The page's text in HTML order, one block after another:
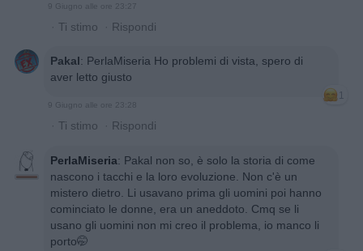
9 Giugno alle ore 23:27
· Ti stimo · Rispondi
Pakal: PerlaMiseria Ho problemi di vista, spero di
aver letto giusto
1
9 Giugno alle ore 23:28
· Ti stimo · Rispondi
PerlaMiseria: Pakal non so, è solo la storia di come
nascono i tacchi e la loro evoluzione. Non c'è un
mistero dietro. Li usavano prima gli uomini poi hanno
cominciato le donne, era un aneddoto. Cmq se li
usano gli uomini non mi creo il problema, io manco li
porto🤭